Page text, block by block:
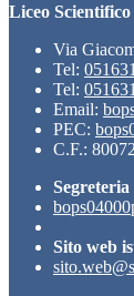
Liceo
Via
Tel:
Tel:
Email:
PEC:
C.F.:
Sito web